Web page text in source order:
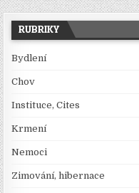
RUBRIKY
Bydlení
Chov
Instituce, Cites
Krmení
Nemoci
Zimování, hibernace